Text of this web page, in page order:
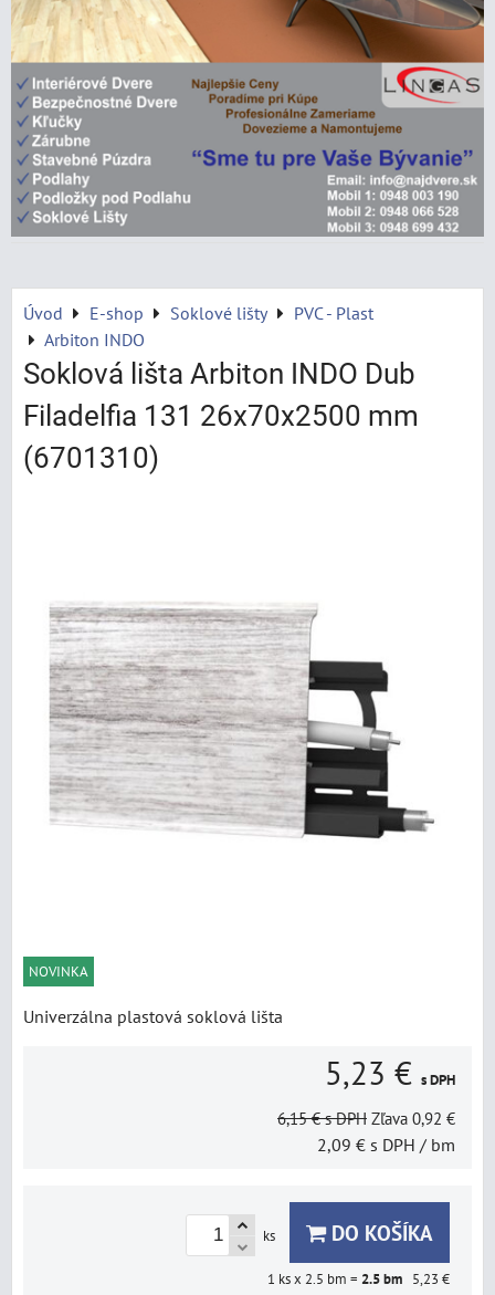
Úvod E-shop Soklové lišty
PVC - Plast
Arbiton INDO
Soklová lišta Arbiton INDO Dub
Filadelfia 131 26x70x2500 mm
(6701310)
NOVINKA
Univerzálna plastová soklová lišta
5,23 € s DPH
6,15 € s DPH Zľava 0,92 €
2,09 € s DPH / bm
ks DO KOŠÍKA
1 ks x 2.5 bm = 2.5bm 5,23 €